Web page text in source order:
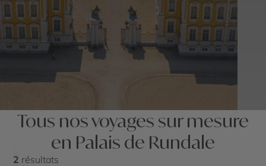
Tous nos voyages sur mesure
en Palais de Rundale
2 résultats